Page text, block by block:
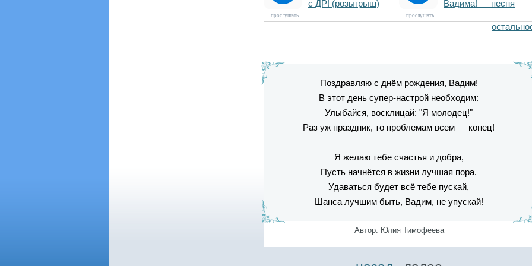
с ДР! (розыгрыш)
прослушать
Вадима! — песня
прослушать
Поздравляю с днём рождения, Вадим!
В этот день супер-настрой необходим:
Улыбайся, восклицай: "Я молодец!"
Раз уж праздник, то проблемам всем — конец!
Я желаю тебе счастья и добра,
Пусть начнётся в жизни лучшая пора.
Удаваться будет всё тебе пускай,
Шанса лучшим быть, Вадим, не упускай!
Автор: Юлия Тимофеева